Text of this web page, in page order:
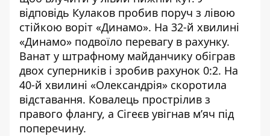
відповідь Кулаков пробив поруч з лівою
стійкою воріт «Динамо». На 32-й хвилині
«Динамо» подвоїло перевагу в рахунку.
Ванат у штрафному майданчику обіграв
двох суперників і зробив рахунок 0:2. На
40-й хвилині «Олександрія» скоротила
відставання. Ковалець прострілив з
правого флангу, а Сігеєв увігнав м’яч під
поперечину.